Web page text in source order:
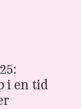
i en tid